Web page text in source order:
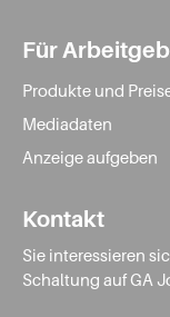
Für
Produkte und
Mediadaten
Anzeige aufgeben
Kontakt
Sie interessieren
Schaltung auf GA